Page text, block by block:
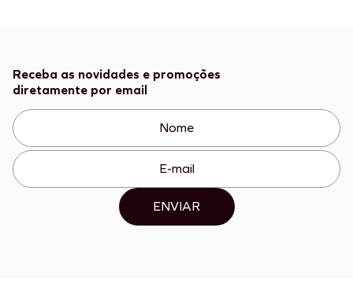
Receba as novidades e promoções
diretamente por email
ENVIAR